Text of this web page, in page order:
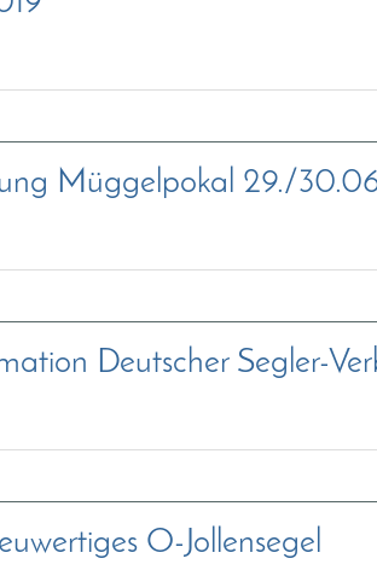
Müggelpokal 29./
Deutscher Segler-
O-Jollensegel